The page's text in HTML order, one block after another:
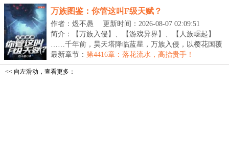
万族图鉴：你管这叫F级天赋？
作者：煜不愚
更新时间：2026-08-07 02:09:51
简介：【万族入侵】、【游戏异界】、【人族崛起】
……千年前，昊天塔降临蓝星，万族入侵，以樱花国覆
灭开...
最新章节： 第4416章：落花流水，高抬贵手！
<< 向左滑动，查看更多：